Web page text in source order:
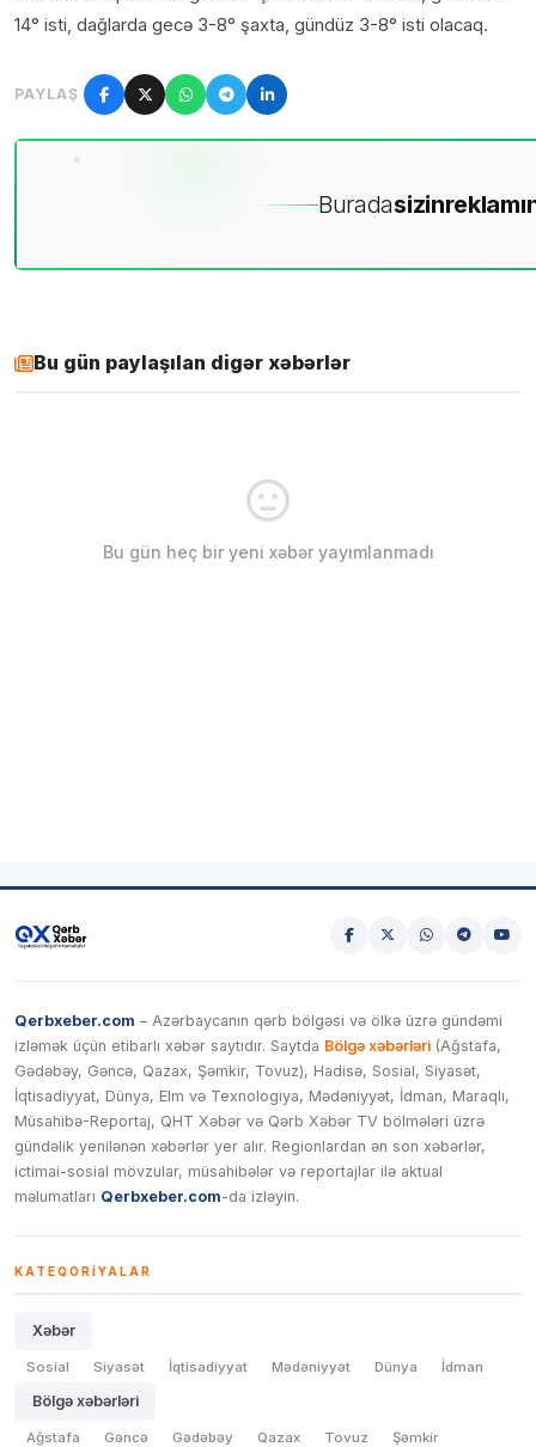
14° isti, dağlarda gecə 3-8° şaxta, gündüz 3-8° isti olacaq.
PAYLAŞ
Buradasizin
Bu gün paylaşılan digər xəbərlər
Bu gün heç bir yeni xəbər yayımlanmadı
Qerbxeber.com – Azərbaycanın qərb bölgəsi və ölkə üzrə gündəmi
izləmək üçün etibarlı xəbər saytıdır. Saytda Bölgə xəbərləri (Ağstafa,
Gədəbəy, Gəncə, Qazax, Şəmkir, Tovuz), Hadisə, Sosial, Siyasət,
İqtisadiyyat, Dünya, Elm və Texnologiya, Mədəniyyət, İdman, Maraqlı,
Müsahibə-Reportaj, QHT Xəbər və Qərb Xəbər TV bölmələri üzrə
gündəlik yenilənən xəbərlər yer alır. Regionlardan ən son xəbərlər,
ictimai-sosial mövzular, müsahibələr və reportajlar ilə aktual
məlumatları Qerbxeber.com-da izləyin.
KATEQORIYALAR
Xəbər
Sosial Siyasət İqtisadiyyat Mədəniyyət Dünya İdman
Bölgə xəbərləri
Ağstafa Gəncə Gədəbəy Qazax Tovuz Şəmkir